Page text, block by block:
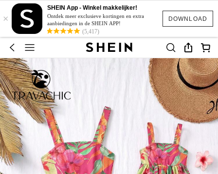
DOWNLOAD
×
SHEIN App - Winkel makkelijker!
Ontdek meer exclusieve kortingen en extra
aanbiedingen in de SHEIN APP!
(5,417)